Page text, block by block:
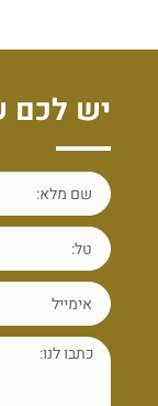
יש לכם